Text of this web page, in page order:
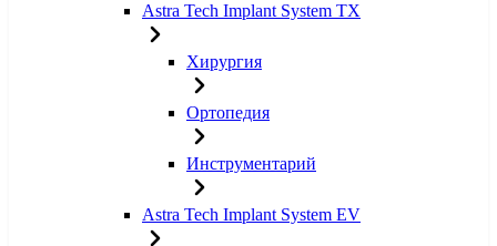
Astra Tech Implant System TX
Хирургия
Ортопедия
Инструментарий
Astra Tech Implant System EV